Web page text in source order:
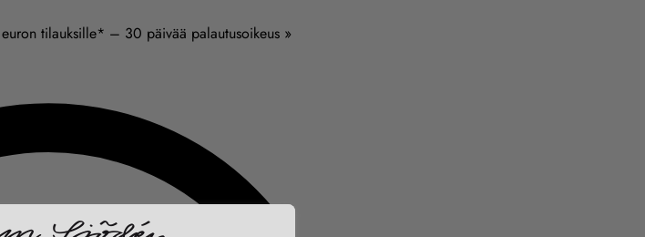
tilauksille* – 30 päivää palautusoikeus »